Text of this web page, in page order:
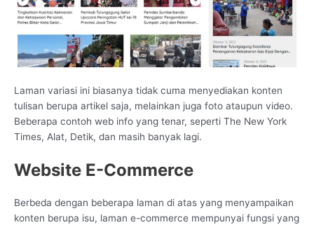
Laman variasi ini biasanya tidak cuma menyediakan konten
tulisan berupa artikel saja, melainkan juga foto ataupun video.
Beberapa contoh web info yang tenar, seperti The New York
Times, Alat, Detik, dan masih banyak lagi.
Website E-Commerce
Berbeda dengan beberapa laman di atas yang menyampaikan
konten berupa isu, laman e-commerce mempunyai fungsi yang